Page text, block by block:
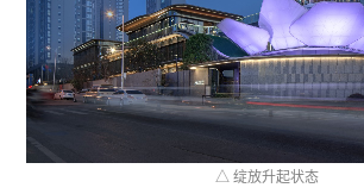
△ 绽放升起状态